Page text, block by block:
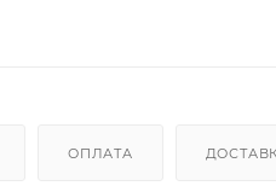
ОПЛАТА